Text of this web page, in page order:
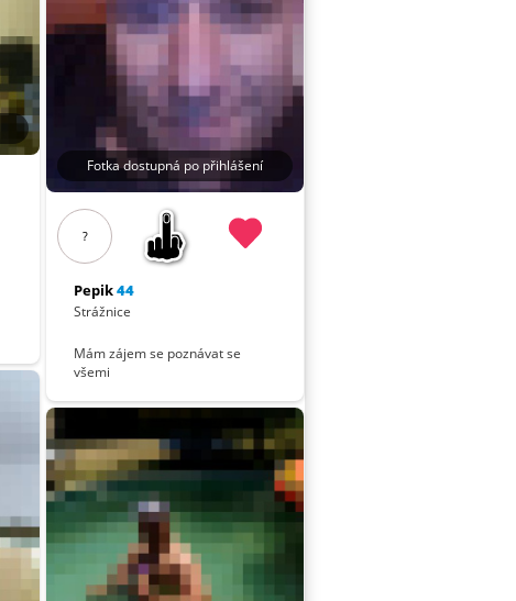
Fotka dostupná po přihlášení
?
Pepik44
Strážnice
Mám zájem se poznávat se
všemi